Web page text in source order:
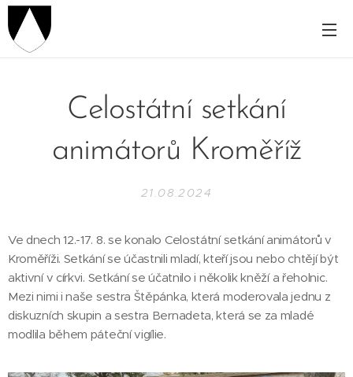
Celostátní setkání
animátorů Kroměříž
21.08.2024
Ve dnech 12.-17. 8. se konalo Celostátní setkání animátorů v
Kroměříži. Setkání se účastnili mladí, kteří jsou nebo chtějí být
aktivní v církvi. Setkání se účatnilo i několik kněží a řeholnic.
Mezi nimi i naše sestra Štěpánka, která moderovala jednu z
diskuzních skupin a sestra Bernadeta, která se za mladé
modlila během páteční vigílie.